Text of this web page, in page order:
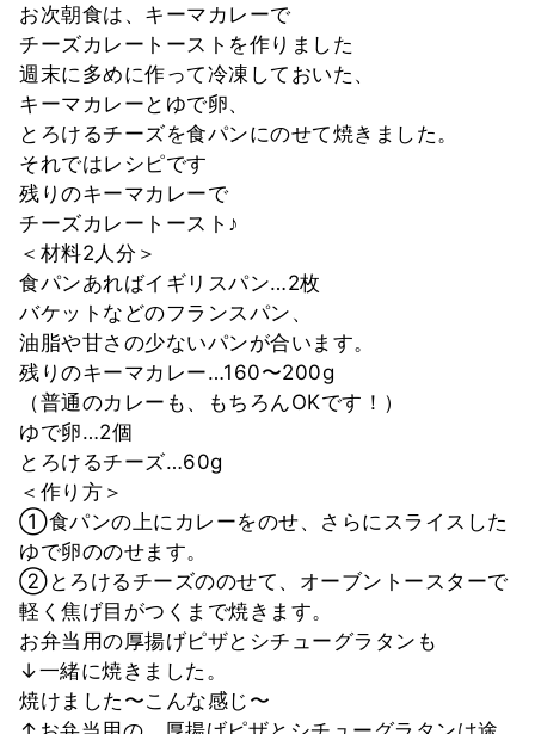
お次朝食は、キーマカレーで
チーズカレートーストを作りました
週末に多めに作って冷凍しておいた、
キーマカレーとゆで卵、
とろけるチーズを食パンにのせて焼きました。
それではレシピです
残りのキーマカレーで
チーズカレートースト♪
＜材料2人分＞
食パンあればイギリスパン…2枚
バケットなどのフランスパン、
油脂や甘さの少ないパンが合います。
残りのキーマカレー…160〜200g
（普通のカレーも、もちろんOKです！）
ゆで卵…2個
とろけるチーズ…60g
＜作り方＞
①食パンの上にカレーをのせ、さらにスライスした
ゆで卵ののせます。
②とろけるチーズののせて、オーブントースターで
軽く焦げ目がつくまで焼きます。
お弁当用の厚揚げピザとシチューグラタンも
↓一緒に焼きました。
焼けました〜こんな感じ〜